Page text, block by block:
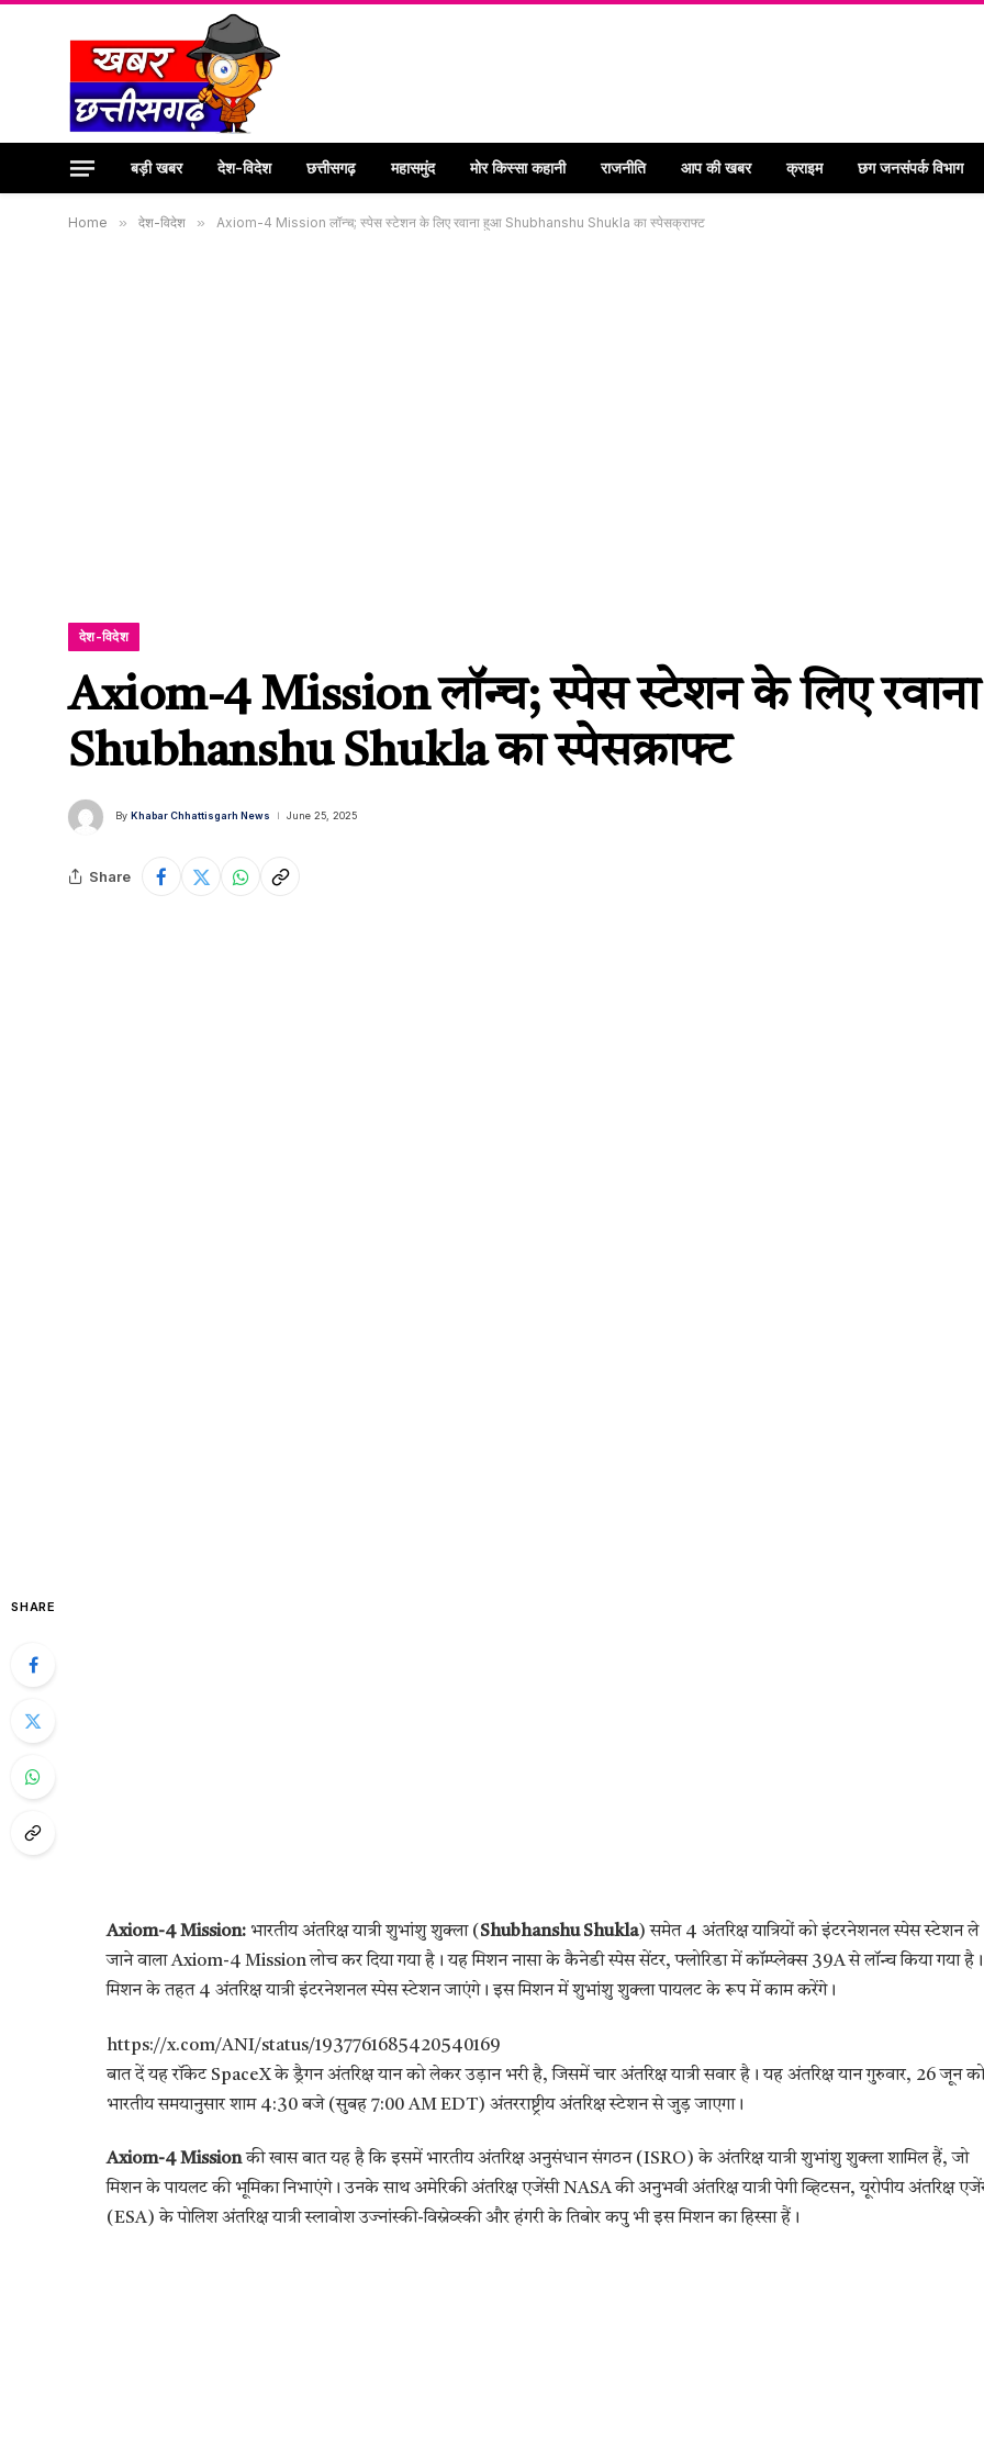
बड़ी खबर देश-विदेश छत्तीसगढ़ महासमुंद मोर किस्सा कहानी राजनीति आप की खबर क्राइम छग जनसंपर्क विभाग
Home » देश-विदेश » Axiom-4 Mission लॉन्च; स्पेस स्टेशन के लिए रवाना हुआ Shubhanshu Shukla का स्पेसक्राफ्ट
देश-विदेश
Axiom-4 Mission लॉन्च; स्पेस स्टेशन के लिए
Shubhanshu Shukla का स्पेसक्राफ्ट
By Khabar Chhattisgarh News June 25, 2025
Share
SHARE
Axiom-4 Mission:भारतीय अंतरिक्ष यात्री शुभांशु शुक्ला ( Shubhanshu Shukla) समेत 4 अंतरिक्ष यात्रियों को इंटरनेशनल स्पेस स्टेशन ले
जाने वाला Axiom-4 Mission लोच कर दिया गया है। यह मिशन नासा के कैनेडी स्पेस सेंटर, फ्लोरिडा में कॉम्प्लेक्स 39A से लॉन्च किया गया है।
मिशन के तहत 4 अंतरिक्ष यात्री इंटरनेशनल स्पेस स्टेशन जाएंगे। इस मिशन में शुभांशु शुक्ला पायलट के रूप में काम करेंगे।
https://x.com/ANI/status/1937761685420540169
बात दें यह रॉकेट SpaceX के ड्रैगन अंतरिक्ष यान को लेकर उड़ान भरी है, जिसमें चार अंतरिक्ष यात्री सवार है। यह अंतरिक्ष यान गुरुवार, 26 जून को
भारतीय समयानुसार शाम 4:30 बजे (सुबह 7:00 AM EDT) अंतरराष्ट्रीय अंतरिक्ष स्टेशन से जुड़ जाएगा।
Axiom-4 Missionकी खास बात यह है कि इसमें भारतीय अंतरिक्ष अनुसंधान संगठन (ISRO) के अंतरिक्ष यात्री शुभांशु शुक्ला शामिल हैं, जो
मिशन के पायलट की भूमिका निभाएंगे। उनके साथ अमेरिकी अंतरिक्ष एजेंसी NASA की अनुभवी अंतरिक्ष यात्री पेगी व्हिटसन, यूरोपीय अंतरिक्ष
(ESA) के पोलिश अंतरिक्ष यात्री स्लावोश उज्नांस्की-विस्नेव्स्की और हंगरी के तिबोर कपु भी इस मिशन का हिस्सा हैं।